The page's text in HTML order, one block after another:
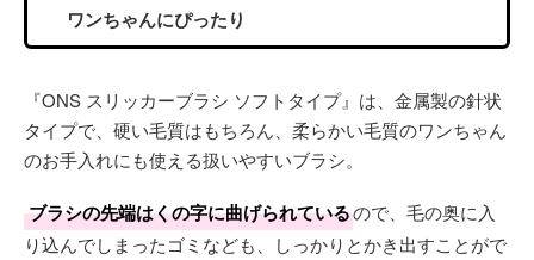
ワンちゃんにぴったり
『ONS スリッカーブラシ ソフトタイプ』は、金属製の針状
タイプで、硬い毛質はもちろん、柔らかい毛質のワンちゃん
のお手入れにも使える扱いやすいブラシ。
ブラシの先端はくの字に曲げられているので、毛の奥に入
り込んでしまったゴミなども、しっかりとかき出すことがで